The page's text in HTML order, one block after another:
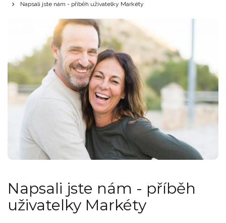
Napsali jste nám - příběh uživatelky Markéty
Napsali jste nám - příběh
uživatelky Markéty